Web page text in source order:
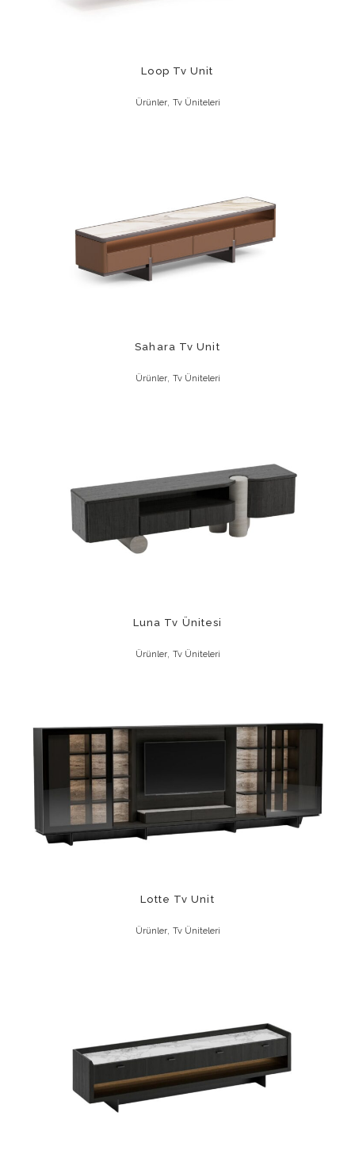
Loop Tv Unit
Ürünler, Tv Üniteleri
Sahara Tv Unit
Ürünler, Tv Üniteleri
Luna Tv Ünitesi
Ürünler, Tv Üniteleri
Lotte Tv Unit
Ürünler, Tv Üniteleri